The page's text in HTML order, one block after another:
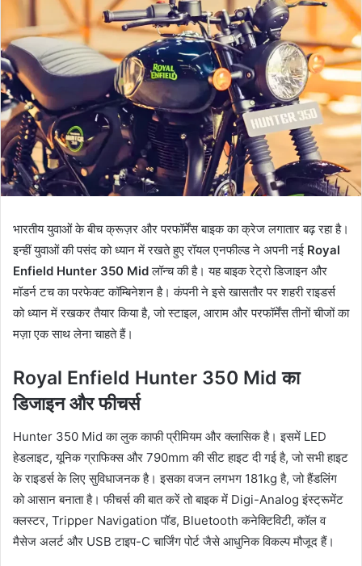
भारतीय युवाओं के बीच क्रूज़र और परफॉर्मेंस बाइक का क्रेज लगातार बढ़ रहा है।
इन्हीं युवाओं की पसंद को ध्यान में रखते हुए रॉयल एनफील्ड ने अपनी नई Royal
Enfield Hunter 350 Midलॉन्च की है। यह बाइक रेट्रो डिजाइन और
मॉडर्न टच का परफेक्ट कॉम्बिनेशन है। कंपनी ने इसे खासतौर पर शहरी राइडर्स
को ध्यान में रखकर तैयार किया है, जो स्टाइल, आराम और परफॉर्मेंस तीनों चीजों का
मज़ा एक साथ लेना चाहते हैं।
Royal Enfield Hunter 350 Mid का
डिजाइन और फीचर्स
Hunter 350 Mid का लुक काफी प्रीमियम और क्लासिक है। इसमें LED
हेडलाइट, यूनिक ग्राफिक्स और 790mm की सीट हाइट दी गई है, जो सभी हाइट
के राइडर्स के लिए सुविधाजनक है। इसका वजन लगभग 181kg है, जो हैंडलिंग
को आसान बनाता है। फीचर्स की बात करें तो बाइक में Digi-Analog इंस्ट्रूमेंट
क्लस्टर, Tripper Navigation पॉड, Bluetooth कनेक्टिविटी, कॉल व
मैसेज अलर्ट और USB टाइप-C चार्जिंग पोर्ट जैसे आधुनिक विकल्प मौजूद हैं।